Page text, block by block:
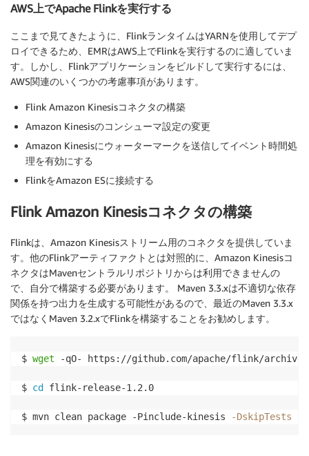
AWS上でApache Flinkを実行する
ここまで見てきたように、FlinkランタイムはYARNを使用してデプ
ロイできるため、EMRはAWS上でFlinkを実行するのに適していま
す。しかし、Flinkアプリケーションをビルドして実行するには、
AWS関連のいくつかの考慮事項があります。
Flink Amazon Kinesisコネクタの構築
Amazon Kinesisのコンシューマ設定の変更
Amazon Kinesisにウォーターマークを送信してイベント時間処
理を有効にする
FlinkをAmazon ESに接続する
Flink Amazon Kinesisコネクタの構築
Flinkは、Amazon Kinesisストリーム用のコネクタを提供していま
す。他のFlinkアーティファクトとは対照的に、Amazon Kinesisコ
ネクタはMavenセントラルリポジトリからは利用できませんの
で、自分で構築する必要があります。 Maven 3.3.xは不適切な依存
関係を持つ出力を生成する可能性があるので、最近のMaven 3.3.x
ではなくMaven 3.2.xでFlinkを構築することをお勧めします。
$ wget -qO- https://github.com/apache/flink/
$ cd flink-release-1.2.0
$ mvn clean package -Pinclude-kinesis -DskipTests